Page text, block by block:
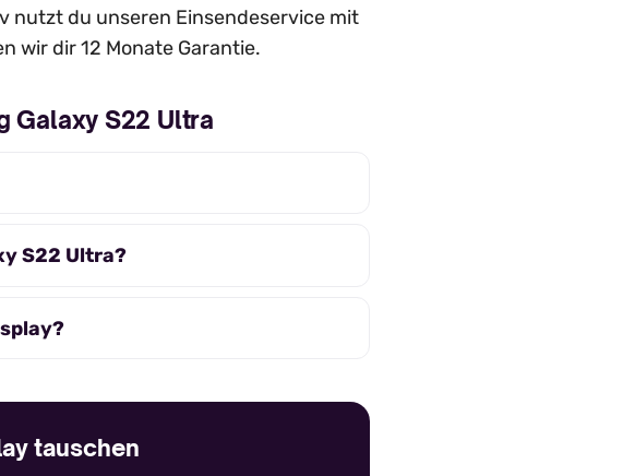
nutzt du unseren Einsendeservice mit
wir dir 12 Monate Garantie.
Galaxy S22 Ultra
S22 Ultra?
tauschen